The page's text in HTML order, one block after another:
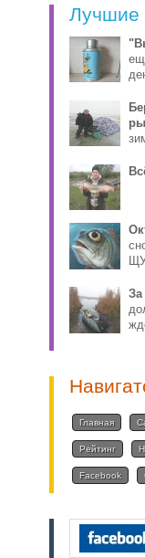
Лучшие
За
Главная
Рейтинг
Facebook